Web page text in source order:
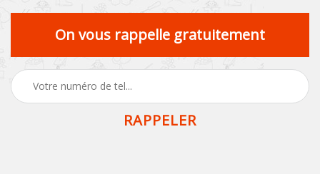
On vous rappelle gratuitement